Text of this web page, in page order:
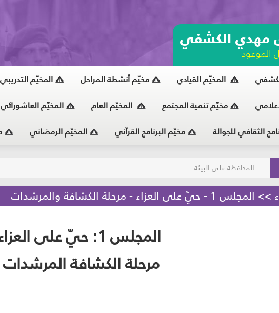
مهدي الكشفي
الموعود
المخيّم القيادي مخيّم أنشطة المراحل المخيّم التدريبي
مخيّم تنمية المجتمع المخيّم العام المخيّم العاشورائي
الثقافي للجوالة مخيّم البرنامج القرآني المخيّم الرمضاني مسابقة الركب الحسينيّ
المحافظة على البيئة
- مرحلة الكشافة والمرشدات
المجلس 1: حيّ على العزاء
مرحلة الكشافة المرشدات